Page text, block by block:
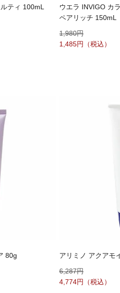
ティ 100mL
ウエラ INVIGO カ
ペアリッチ 150mL
1,980
1,485
80g
アリミノ アクアモ
6,287
4,774